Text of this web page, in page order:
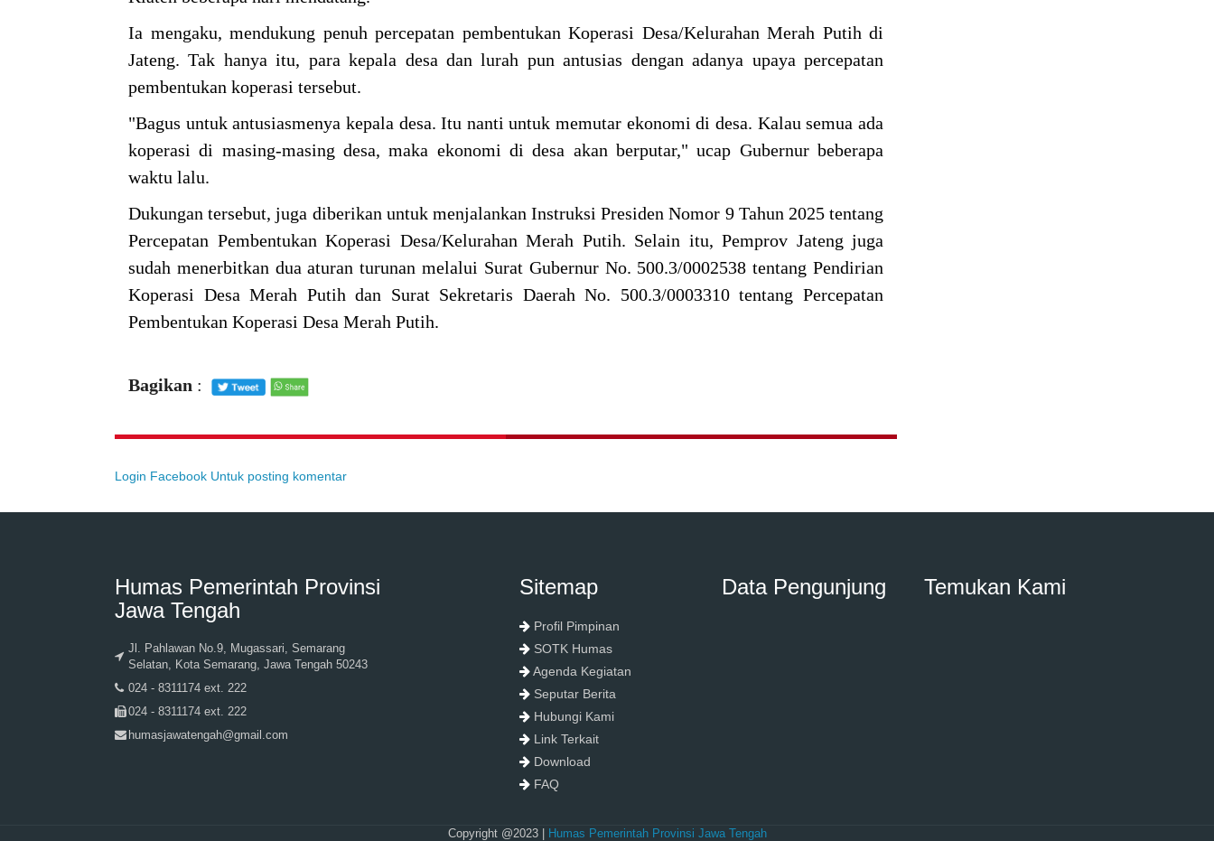
Ia mengaku, mendukung penuh percepatan pembentukan Koperasi Desa/Kelurahan Merah Putih di
Jateng. Tak hanya itu, para kepala desa dan lurah pun antusias dengan adanya upaya percepatan
pembentukan koperasi tersebut.
"Bagus untuk antusiasmenya kepala desa. Itu nanti untuk memutar ekonomi di desa. Kalau semua ada
koperasi di masing-masing desa, maka ekonomi di desa akan berputar," ucap Gubernur beberapa
waktu lalu.
Dukungan tersebut, juga diberikan untuk menjalankan Instruksi Presiden Nomor 9 Tahun 2025 tentang
Percepatan Pembentukan Koperasi Desa/Kelurahan Merah Putih. Selain itu, Pemprov Jateng juga
sudah menerbitkan dua aturan turunan melalui Surat Gubernur No. 500.3/0002538 tentang Pendirian
Koperasi Desa Merah Putih dan Surat Sekretaris Daerah No. 500.3/0003310 tentang Percepatan
Pembentukan Koperasi Desa Merah Putih.
Bagikan :
Login Facebook Untuk posting komentar
Humas Pemerintah Provinsi
Jawa Tengah
Jl. Pahlawan No.9, Mugassari, Semarang
Selatan, Kota Semarang, Jawa Tengah 50243
024 - 8311174 ext. 222
024 - 8311174 ext. 222
humasjawatengah@gmail.com
Sitemap
Profil Pimpinan
SOTK Humas
Agenda Kegiatan
Seputar Berita
Hubungi Kami
Link Terkait
Download
FAQ
Data Pengunjung Temukan Kami
Copyright @2023 | Humas Pemerintah Provinsi Jawa Tengah